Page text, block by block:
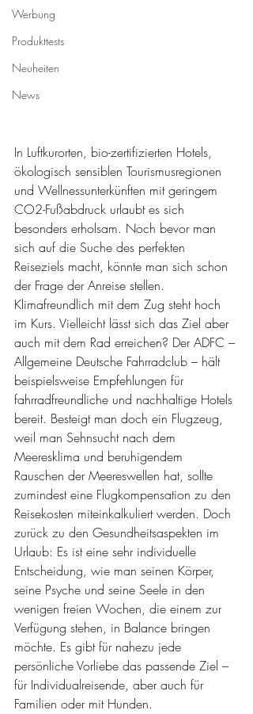
Werbung
Produkttests
Neuheiten
News
In Luftkurorten, bio-zertifizierten Hotels,
ökologisch sensiblen Tourismusregionen
und Wellnessunterkünften mit geringem
CO2-Fußabdruck urlaubt es sich
besonders erholsam. Noch bevor man
sich auf die Suche des perfekten
Reiseziels macht, könnte man sich schon
der Frage der Anreise stellen.
Klimafreundlich mit dem Zug steht hoch
im Kurs. Vielleicht lässt sich das Ziel aber
auch mit dem Rad erreichen? Der ADFC –
Allgemeine Deutsche Fahrradclub – hält
beispielsweise Empfehlungen für
fahrradfreundliche und nachhaltige Hotels
bereit. Besteigt man doch ein Flugzeug,
weil man Sehnsucht nach dem
Meeresklima und beruhigendem
Rauschen der Meereswellen hat, sollte
zumindest eine Flugkompensation zu den
Reisekosten miteinkalkuliert werden. Doch
zurück zu den Gesundheitsaspekten im
Urlaub: Es ist eine sehr individuelle
Entscheidung, wie man seinen Körper,
seine Psyche und seine Seele in den
wenigen freien Wochen, die einem zur
Verfügung stehen, in Balance bringen
möchte. Es gibt für nahezu jede
persönliche Vorliebe das passende Ziel –
für Individualreisende, aber auch für
Familien oder mit Hunden.